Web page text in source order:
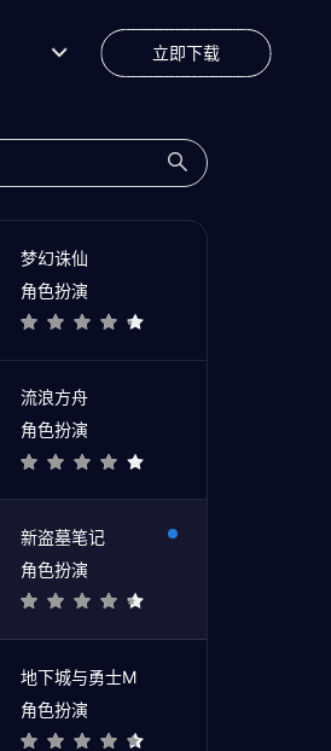
立即下载
梦幻诛仙
角色扮演
流浪方舟
角色扮演
新盗墓笔记
角色扮演
地下城与勇士M
角色扮演